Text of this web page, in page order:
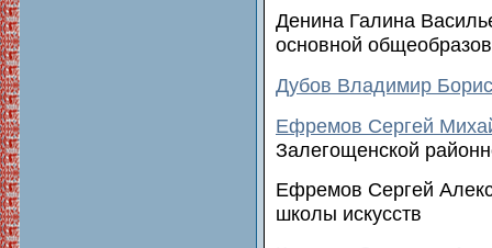
Денина Галина
основной
Дубов Владимир
Ефремов Сергей
Залегощенской
Ефремов Сергей
школы искусств